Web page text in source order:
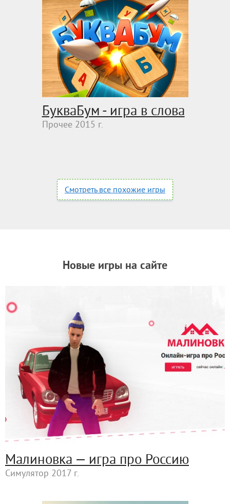
БукваБум - игра в слова
Прочее 2015 г.
Смотреть все похожие игры
Новые игры на сайте
Малиновка — игра про Россию
Симулятор 2017 г.